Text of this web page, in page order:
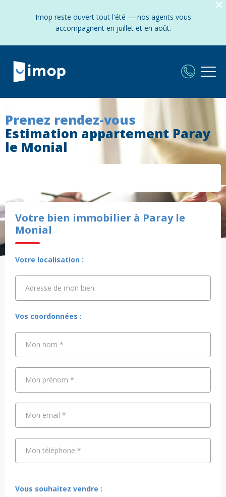
Imop reste ouvert tout l'été — nos agents vous
accompagnent en juillet et en août.
Prenez rendez-vous
Estimation appartement Paray
le Monial
Votre bien immobilier à Paray le
Monial
Votre localisation :
Adresse de mon bien
Adresse de mon bien
Vos coordonnées :
Mon nom *
Mon prénom *
Mon email *
Mon téléphone *
Vous souhaitez vendre :